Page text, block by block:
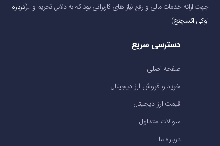
جهت ارائه خدمات مالی و رفع نیاز های کاربرانی بود که به دلایل تحریم و …(درباره
اوکی اکسچنج)
دسترسی سریع
صفحه اصلی
خرید و فروش ارز دیجیتال
قیمت ارز دیجیتال
سوالات متداول
درباره ما